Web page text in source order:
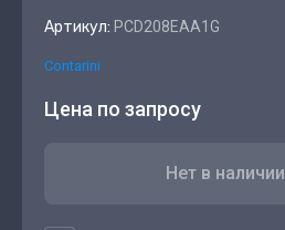
Артикул: PCD208EAA1G
Contarini
Цена по запросу
Нет в наличии